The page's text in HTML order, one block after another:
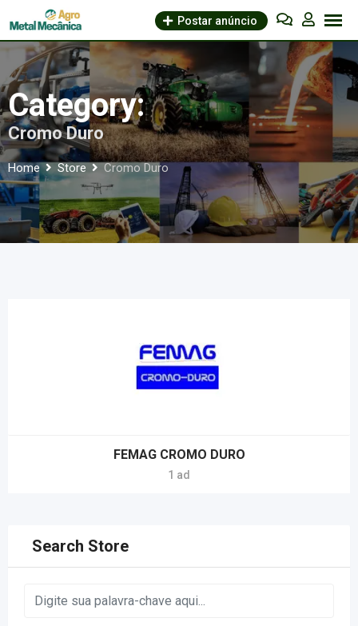
to
content
Postar anúncio
Category:
Cromo Duro
Home Store Cromo Duro
FEMAG CROMO DURO
1 ad
Search Store